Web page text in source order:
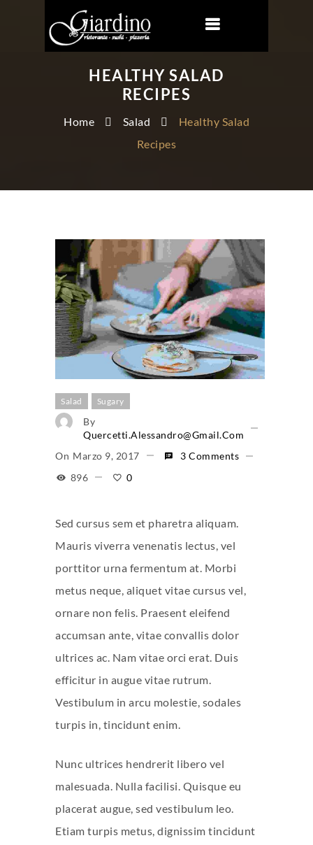
HEALTHY SALAD
RECIPES
Home Salad
Healthy Salad
Recipes
Salad Sugary
By
Quercetti.alessandro@gmail.com
On Marzo 9, 2017
3 Comments
896
0
Sed cursus sem et pharetra aliquam.
Mauris viverra venenatis lectus, vel
porttitor urna fermentum at. Morbi
metus neque, aliquet vitae cursus vel,
ornare non felis. Praesent eleifend
accumsan ante, vitae convallis dolor
ultrices ac. Nam vitae orci erat. Duis
efficitur in augue vitae rutrum.
Vestibulum in arcu molestie, sodales
turpis in, tincidunt enim.
Nunc ultrices hendrerit libero vel
malesuada. Nulla facilisi. Quisque eu
placerat augue, sed vestibulum leo.
Etiam turpis metus, dignissim tincidunt